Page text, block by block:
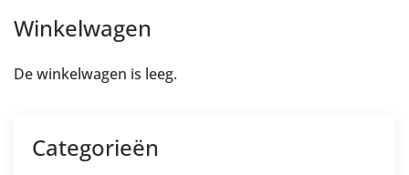
Winkelwagen
De winkelwagen is leeg.
Categorieën